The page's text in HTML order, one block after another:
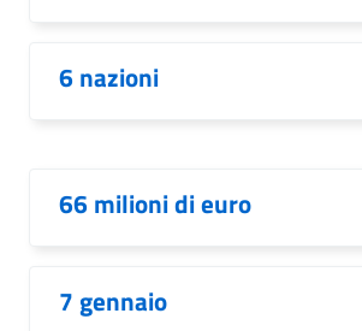
6 nazioni
66 milioni di euro
7 gennaio